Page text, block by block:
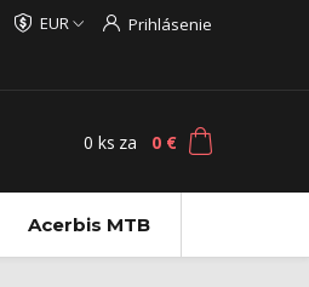
EUR Prihlásenie
0 ks za 0 €
Acerbis MTB